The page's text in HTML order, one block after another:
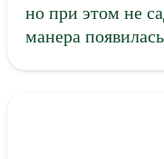
но при этом не
манера